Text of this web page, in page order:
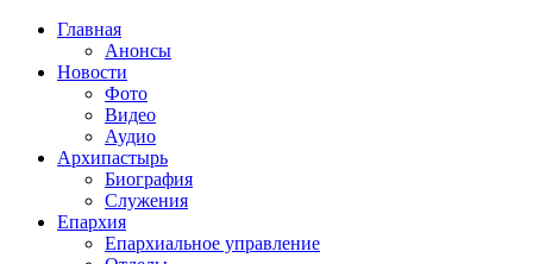
Вы здесь
Главная
Анонсы
Новости
Фото
Видео
Аудио
Архипастырь
Биография
Служения
Епархия
Епархиальное управление